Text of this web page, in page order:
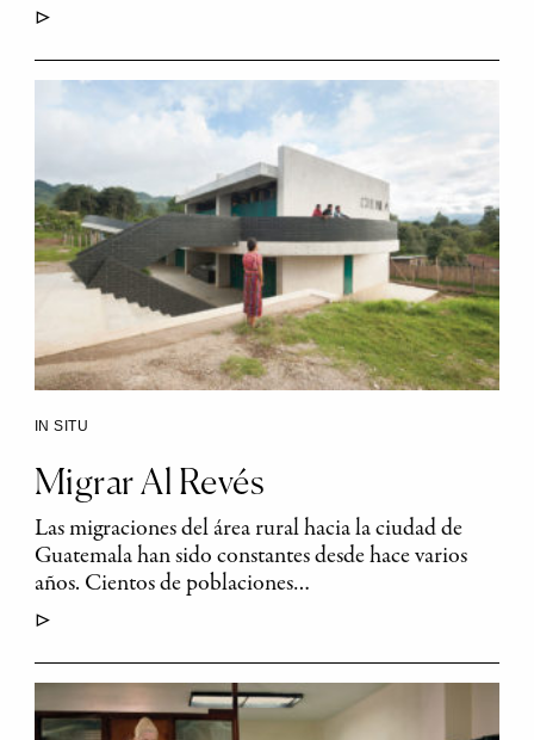
▷
IN SITU
Migrar Al Revés
Las migraciones del área rural hacia la ciudad de
Guatemala han sido constantes desde hace varios
años. Cientos de poblaciones…
▷